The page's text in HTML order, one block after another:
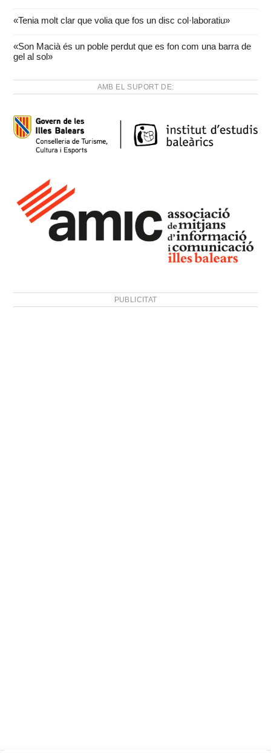
«Tenia molt clar que volia que fos un disc col·laboratiu»
«Son Macià és un poble perdut que es fon com una barra de
gel al sol»
AMB EL SUPORT DE:
PUBLICITAT